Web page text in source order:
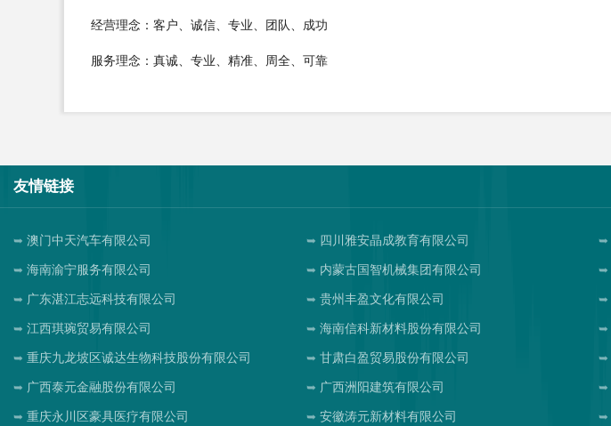
经营理念：客户、诚信、专业、团队、成功
服务理念：真诚、专业、精准、周全、可靠
友情链接
澳门中天汽车有限公司 四川雅安晶成教育有限公司
海南渝宁服务有限公司 内蒙古国智机械集团有限公司
广东湛江志远科技有限公司 贵州丰盈文化有限公司
江西琪琬贸易有限公司 海南信科新材料股份有限公司
重庆九龙坡区诚达生物科技股份有限公司 甘肃白盈贸易股份有限公司
广西泰元金融股份有限公司 广西洲阳建筑有限公司
重庆永川区豪具医疗有限公司 安徽涛元新材料有限公司